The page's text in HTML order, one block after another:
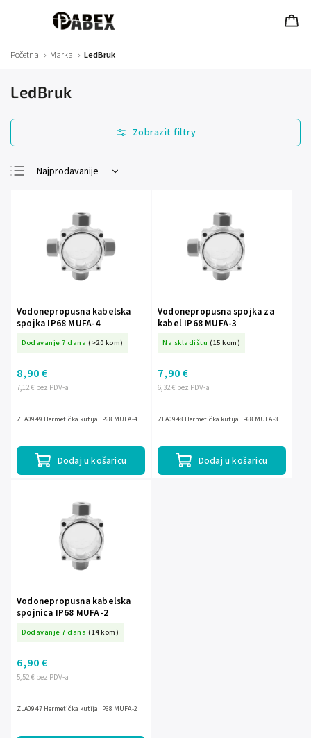
Početna / Marka / LedBruk
LedBruk
Najprodavanije
Najskuplje
Abecedno
Vodonepropusna kabelska
spojka IP68 MUFA-4
Dodavanje 7 dana (>20 kom)
7,12 € bez PDV-a
8,90 €
Dodaj u košaricu
ZLA0949 Hermetička kutija IP68 MUFA-4
Vodonepropusna spojka za
kabel IP68 MUFA-3
Na skladištu (15 kom)
6,32 € bez PDV-a
7,90 €
Dodaj u košaricu
ZLA0948 Hermetička kutija IP68 MUFA-3
Vodonepropusna kabelska
spojnica IP68 MUFA-2
Dodavanje 7 dana (14 kom)
5,52 € bez PDV-a
6,90 €
ZLA0947 Hermetička kutija IP68 MUFA-2